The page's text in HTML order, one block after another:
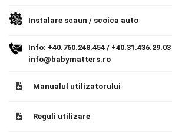
Contact
Copyright 2026 BabyMatters
Instalare scaun / scoica auto
Info: +40.760.248.454 / +40.31.436.29.03
info@babymatters.ro
Manualul utilizatorului
Reguli utilizare